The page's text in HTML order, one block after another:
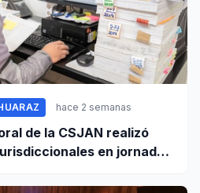
hace 2 semanas
de la CSJAN realizó
en jornada